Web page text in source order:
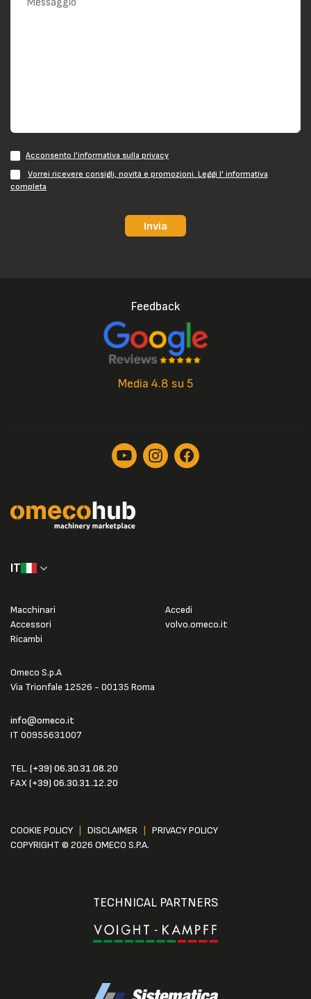
Acconsento l'informativa sulla privacy
Vorrei ricevere consigli, novità e promozioni. Leggi l' informativa
completa
Invia
Feedback
Media 4.8 su 5
IT
Omeco S.p.A
Via Trionfale 12526 - 00135 Roma
info@omeco.it
IT 00955631007
TEL. (+39) 06.30.31.08.20
FAX(+39) 06.30.31.12.20
Macchinari
Accessori
Ricambi
Accedi
volvo.omeco.it
COOKIE POLICY DISCLAIMER
PRIVACY POLICY
COPYRIGHT © 2026 OMECO S.P.A.
TECHNICAL PARTNERS